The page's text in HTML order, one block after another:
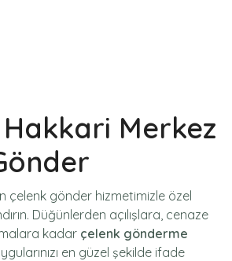
Merkez
çelenk gönder hizmetimizle özel
Düğünlerden açılışlara, cenaze
kadar çelenk gönderme
en güzel şekilde ifade